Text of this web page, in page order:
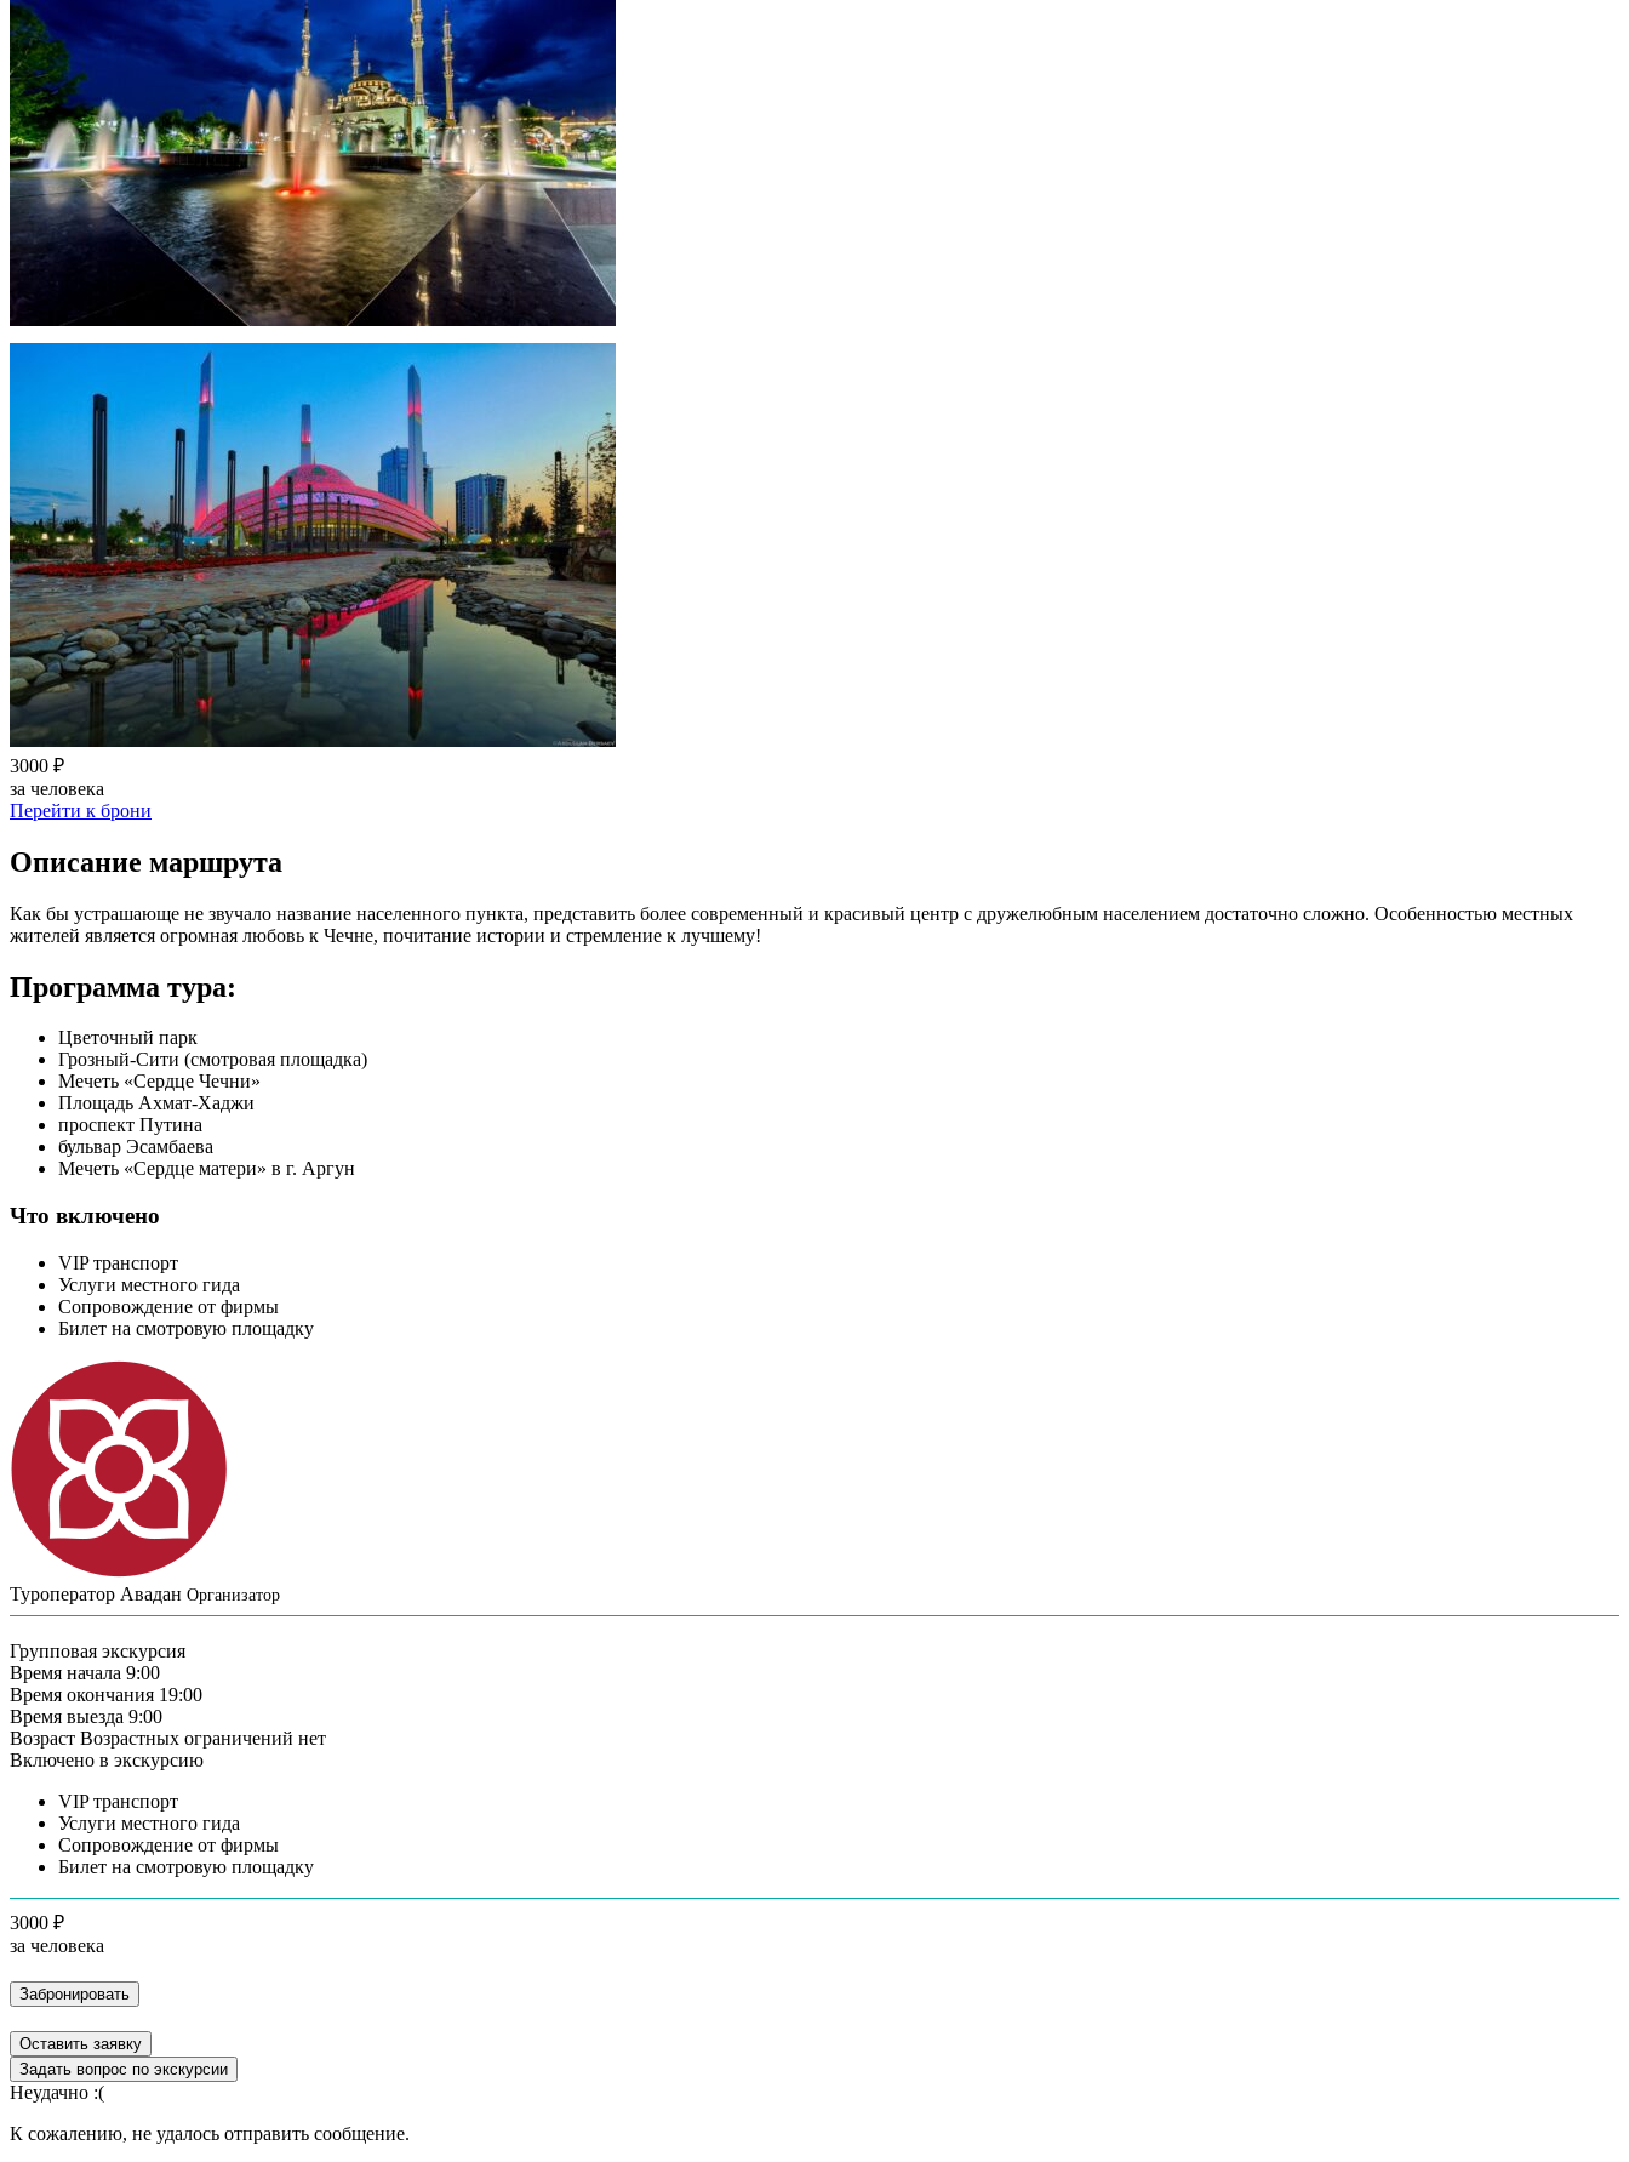
3000 ₽
за человека
Перейти к брони
Описание маршрута
Как бы устрашающе не звучало название населенного пункта, представить более современный и красивый центр с дружелюбным населением достаточно сложно. Особенностью местных
жителей является огромная любовь к Чечне, почитание истории и стремление к лучшему!
Программа тура:
Цветочный парк
Грозный-Сити (смотровая площадка)
Мечеть «Сердце Чечни»
Площадь Ахмат-Хаджи
проспект Путина
бульвар Эсамбаева
Мечеть «Сердце матери» в г. Аргун
Что включено
VIP транспорт
Услуги местного гида
Сопровождение от фирмы
Билет на смотровую площадку
Туроператор Авадан Организатор
Групповая экскурсия
Время начала 9:00
Время окончания 19:00
Время выезда 9:00
Возраст Возрастных ограничений нет
Включено в экскурсию
VIP транспорт
Услуги местного гида
Сопровождение от фирмы
Билет на смотровую площадку
3000 ₽
за человека
Забронировать
Оставить заявку
Задать вопрос по экскурсии
Неудачно :(
К сожалению, не удалось отправить сообщение.